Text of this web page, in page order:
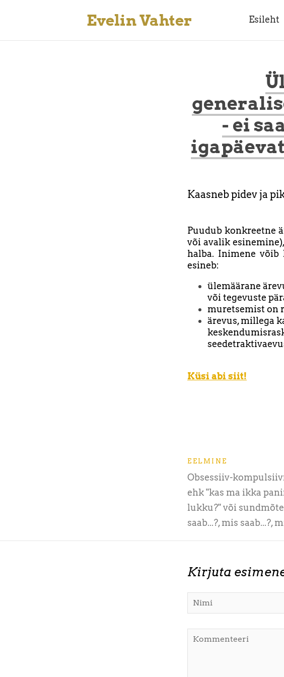
Evelin Vahter Esileht
- ei
Kaasneb pidev ja
Puudub konkreetne
või avalik
halba. Inimene
esineb:
ülemäärane
või tegevuste
muretsemist on
ärevus, millega
Küsi abi siit!
EELMINE
Obsessiiv-
ehk "kas ma ikka
lukku?" või
saab...?, mis saab...?,
Kirjuta